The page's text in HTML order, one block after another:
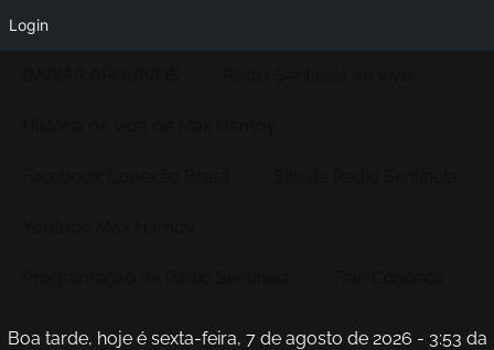
Boa tarde, hoje é sexta-feira, 7 de agosto de 2026 - 3:53 da
Login